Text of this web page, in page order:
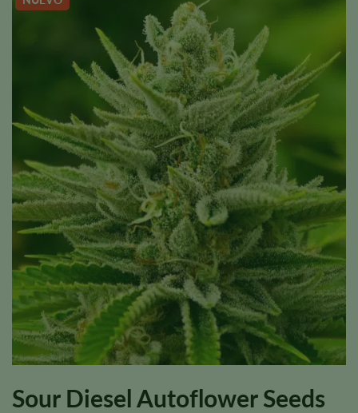
Sour Diesel Autoflower Seeds